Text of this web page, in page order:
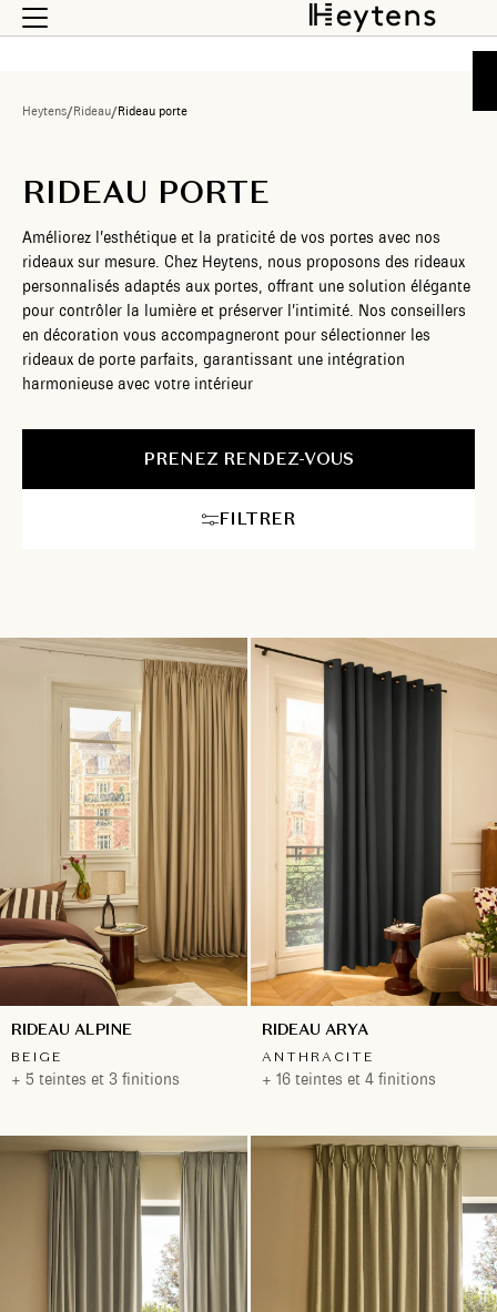
Heytens/Rideau/Rideau porte
RIDEAU PORTE
Améliorez l’esthétique et la praticité de vos portes avec nos
rideaux sur mesure. Chez Heytens, nous proposons des rideaux
personnalisés adaptés aux portes, offrant une solution élégante
pour contrôler la lumière et préserver l’intimité. Nos conseillers
en décoration vous accompagneront pour sélectionner les
rideaux de porte parfaits, garantissant une intégration
harmonieuse avec votre intérieur
PRENEZ RENDEZ-VOUS
FILTRER
RIDEAU ALPINE
BEIGE
+ 5 teintes et 3 finitions
RIDEAU ARYA
ANTHRACITE
+ 16 teintes et 4 finitions